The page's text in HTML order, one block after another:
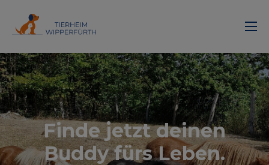
Finde jetzt deinen
Buddy fürs Leben.